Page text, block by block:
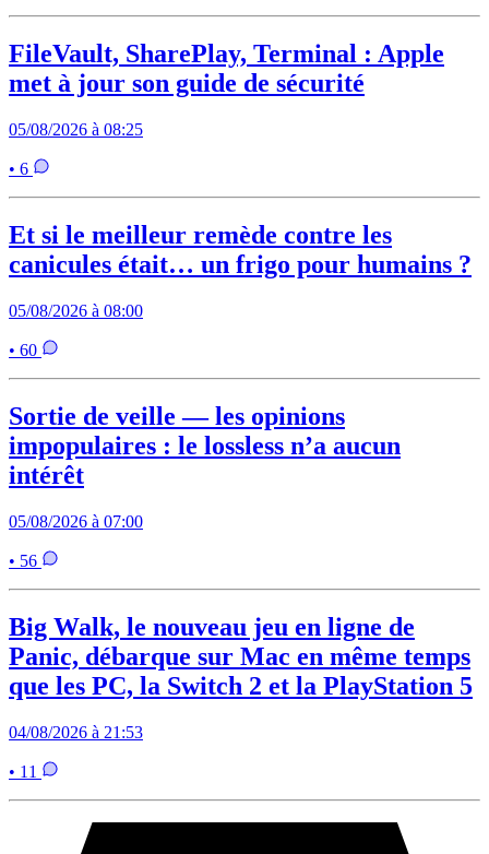
FileVault, SharePlay, Terminal : Apple
met à jour son guide de sécurité
05/08/2026 à 08:25
• 6
Et si le meilleur remède contre les
canicules était… un frigo pour humains ?
05/08/2026 à 08:00
• 60
Sortie de veille — les opinions
impopulaires : le lossless n’a aucun
intérêt
05/08/2026 à 07:00
• 56
Big Walk, le nouveau jeu en ligne de
Panic, débarque sur Mac en même temps
que les PC, la Switch 2 et la PlayStation 5
04/08/2026 à 21:53
• 11